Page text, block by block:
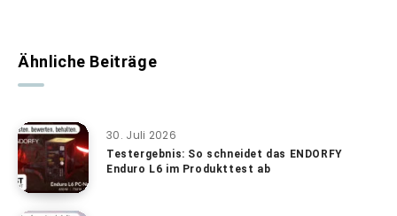
Ähnliche Beiträge
30. Juli 2026
Testergebnis: So schneidet das ENDORFY
Enduro L6 im Produkttest ab